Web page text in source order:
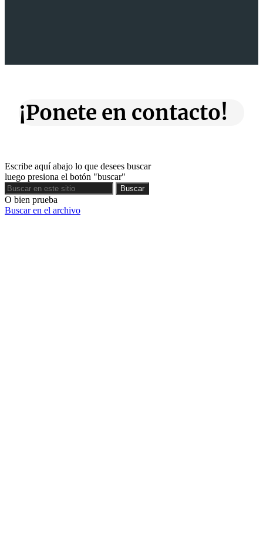
¡Ponete en contacto!
Escribe aquí abajo lo que desees buscar
luego presiona el botón "buscar"
Buscar
Buscar
O bien prueba
Buscar en el archivo